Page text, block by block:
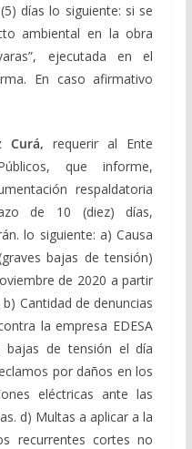
días lo siguiente: si se
ambiental en la obra
ejecutada en el
En caso afirmativo
Curá, requerir al Ente
que informe,
respaldatoria
de 10 (diez) días,
lo siguiente: a) Causa
bajas de tensión)
de 2020 a partir
Cantidad de denuncias
la empresa EDESA
bajas de tensión el día
por daños en los
eléctricas ante las
d) Multas a aplicar a la
recurrentes cortes no